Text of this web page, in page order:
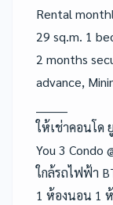
Rental
29 sq.m. 1
2 months
advance,
ให้เช่าคอนโด
You 3 Condo
ใกล้รถไฟฟ้า
1 ห้องนอน 1